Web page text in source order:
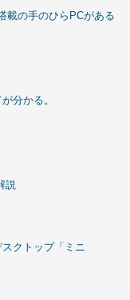
載の手のひらPCがある
分かる。
説
クトップ「ミニ